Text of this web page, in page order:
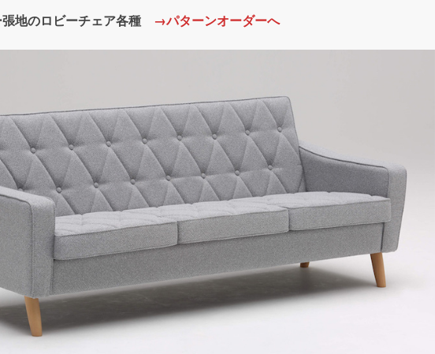
地のロビーチェア各種 →パターンオーダーへ